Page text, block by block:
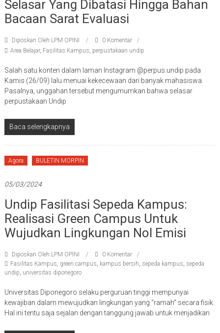
Selasar Yang Dibatasi Hingga Bahan
Bacaan Sarat Evaluasi
Diposkan Oleh:LPM OPINI
0 Komentar
Area Belajar, Fasilitas Kampus, perpustakaan undip
Salah satu konten dalam laman Instagram @perpus.undip pada
Kamis (26/09) lalu menuai kekecewaan dari banyak mahasiswa.
Pasalnya, unggahan tersebut mengumumkan bahwa selasar
perpustakaan Undip
Baca selengkapnya
Agora BULETIN MORPIN
05/03/2024
Undip Fasilitasi Sepeda Kampus:
Realisasi Green Campus Untuk
Wujudkan Lingkungan Nol Emisi
Diposkan Oleh:LPM OPINI
0 Komentar
Fasilitas Kampus, green campus, kampus bersih, sepeda kampus, sepeda
undip, universitas diponegoro
Universitas Diponegoro selaku perguruan tinggi mempunyai
kewajiban dalam mewujudkan lingkungan yang “ramah” secara fisik.
Hal ini tentu saja sejalan dengan tanggung jawab untuk menjadikan